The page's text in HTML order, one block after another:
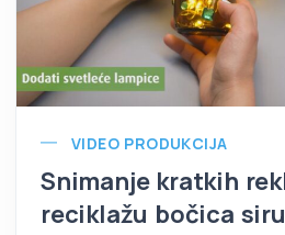
VIDEO PRODUKCIJA
Snimanje kratkih
reciklažu bočica